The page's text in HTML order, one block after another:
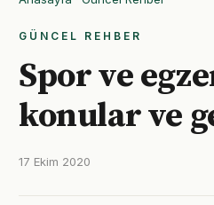
GÜNCEL REHBER
Spor ve
konular ve
17 Ekim 2020